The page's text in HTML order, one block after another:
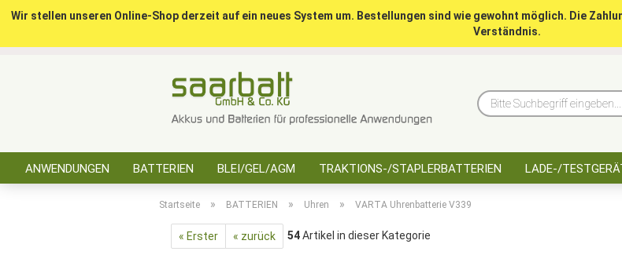
Wir stellen unseren Online-Shop derzeit auf ein neues System um. Bestellungen sind wie gewohnt möglich. Die
Verständnis.
ANWENDUNGEN BATTERIEN BLEI/GEL/AGM TRAKTIONS-/STAPLERBATTERIEN LADE-/
Startseite » BATTERIEN » Uhren » VARTA Uhrenbatterie V339
« Erster « zurück 54Artikel in dieser Kategorie